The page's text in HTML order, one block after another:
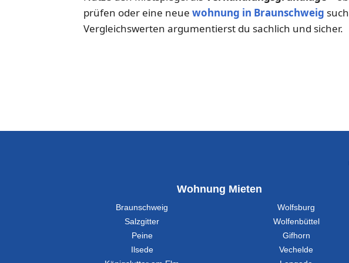
prüfen oder eine neue wohnung in Braunschweig
Vergleichswerten argumentierst du sachlich und sicher.
Wohnung Mieten
Braunschweig
Wolfsburg
Salzgitter
Wolfenbüttel
Peine
Gifhorn
Ilsede
Vechelde